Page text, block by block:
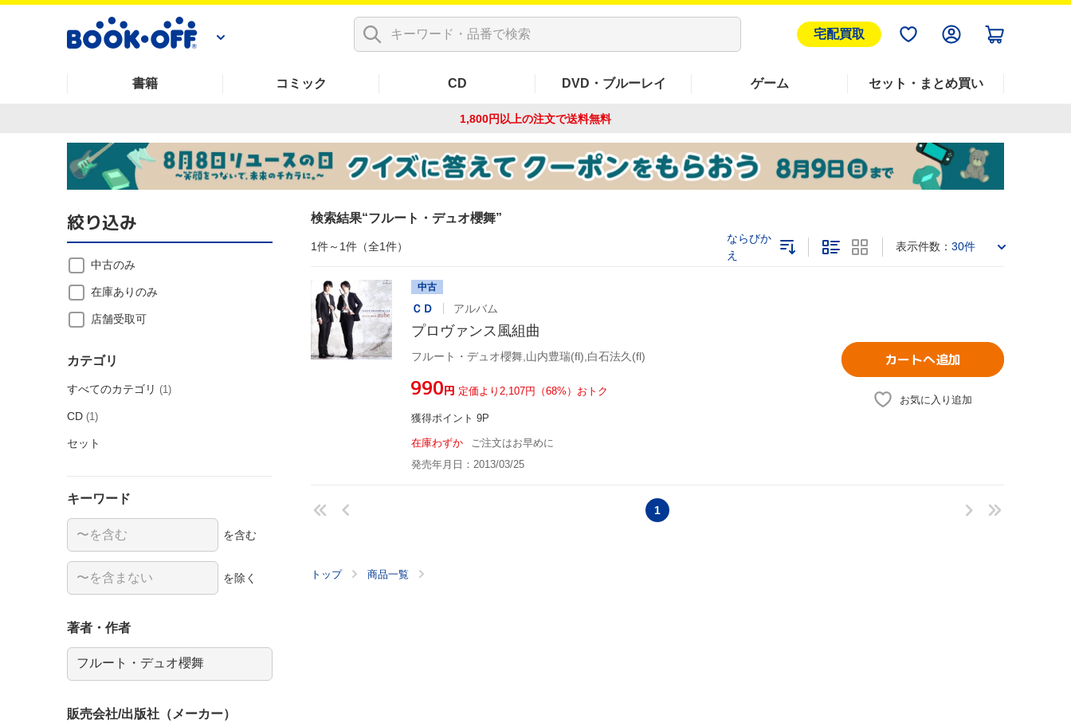
宅配買取
書籍 コミック CD DVD・ブルーレイ ゲーム セット・まとめ買い
1,800円以上の注文で送料無料
検索結果 フルート・デュオ櫻舞
1件～1件（全1件）
ならびか
え
表示件数： 30件
中古
ＣＤ アルバム
プロヴァンス風組曲
フルート・デュオ櫻舞,山内豊瑞(fl),白石法久(fl)
¥990円 定価より2,107円（68%）おトク
獲得ポイント 9P
在庫わずか
ご注文はお早めに
発売年月日：2013/03/25
カートへ追加
お気に入り追加
1
トップ 商品一覧
絞り込み
中古のみ
在庫ありのみ
店舗受取可
カテゴリ
すべてのカテゴリ (1)
CD (1)
セット
キーワード
を含む
を除く
著者・作者
販売会社/出版社（メーカー）